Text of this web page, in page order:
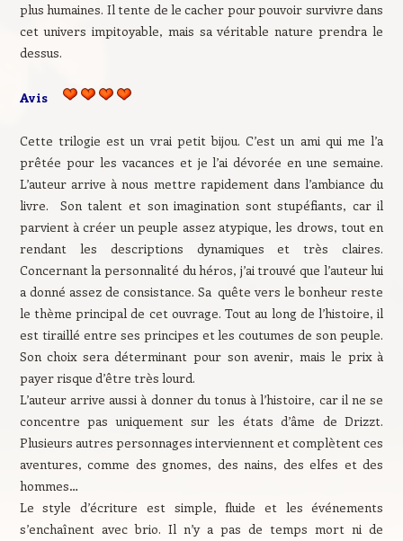
plus humaines. Il tente de le cacher pour pouvoir survivre dans
cet univers impitoyable, mais sa véritable nature prendra le
dessus.
Avis
Cette trilogie est un vrai petit bijou. C’est un ami qui me l’a
prêtée pour les vacances et je l’ai dévorée en une semaine.
L’auteur arrive à nous mettre rapidement dans l’ambiance du
livre. Son talent et son imagination sont stupéfiants, car il
parvient à créer un peuple assez atypique, les drows, tout en
rendant les descriptions dynamiques et très claires.
Concernant la personnalité du héros, j’ai trouvé que l’auteur lui
a donné assez de consistance. Sa quête vers le bonheur reste
le thème principal de cet ouvrage. Tout au long de l’histoire, il
est tiraillé entre ses principes et les coutumes de son peuple.
Son choix sera déterminant pour son avenir, mais le prix à
payer risque d’être très lourd.
L’auteur arrive aussi à donner du tonus à l’histoire, car il ne se
concentre pas uniquement sur les états d’âme de Drizzt.
Plusieurs autres personnages interviennent et complètent ces
aventures, comme des gnomes, des nains, des elfes et des
hommes…
Le style d’écriture est simple, fluide et les événements
s’enchaînent avec brio. Il n’y a pas de temps mort ni de